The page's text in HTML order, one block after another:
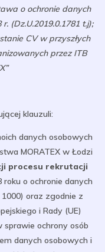
o ochronie danych
(Dz.U.2019.0.1781 t.j);
CV w przyszłych
przez ITB
klauzuli:
danych osobowych
MORATEX w Łodzi
procesu rekrutacji
o ochronie danych
oraz zgodnie z
i Rady (UE)
sprawie ochrony osób
danych osobowych i